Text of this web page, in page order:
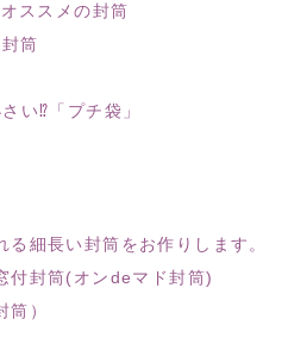
ススメの封筒
筒
い⁉「プチ袋」
細長い封筒をお作りします。
付封筒(オンdeマド封筒)
）